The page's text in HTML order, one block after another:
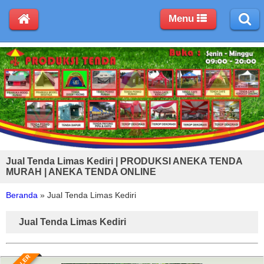
Jual Tenda Limas Kediri | PRODUKSI ANEKA TENDA
MURAH | ANEKA TENDA ONLINE
Beranda » Jual Tenda Limas Kediri
Jual Tenda Limas Kediri
Menu